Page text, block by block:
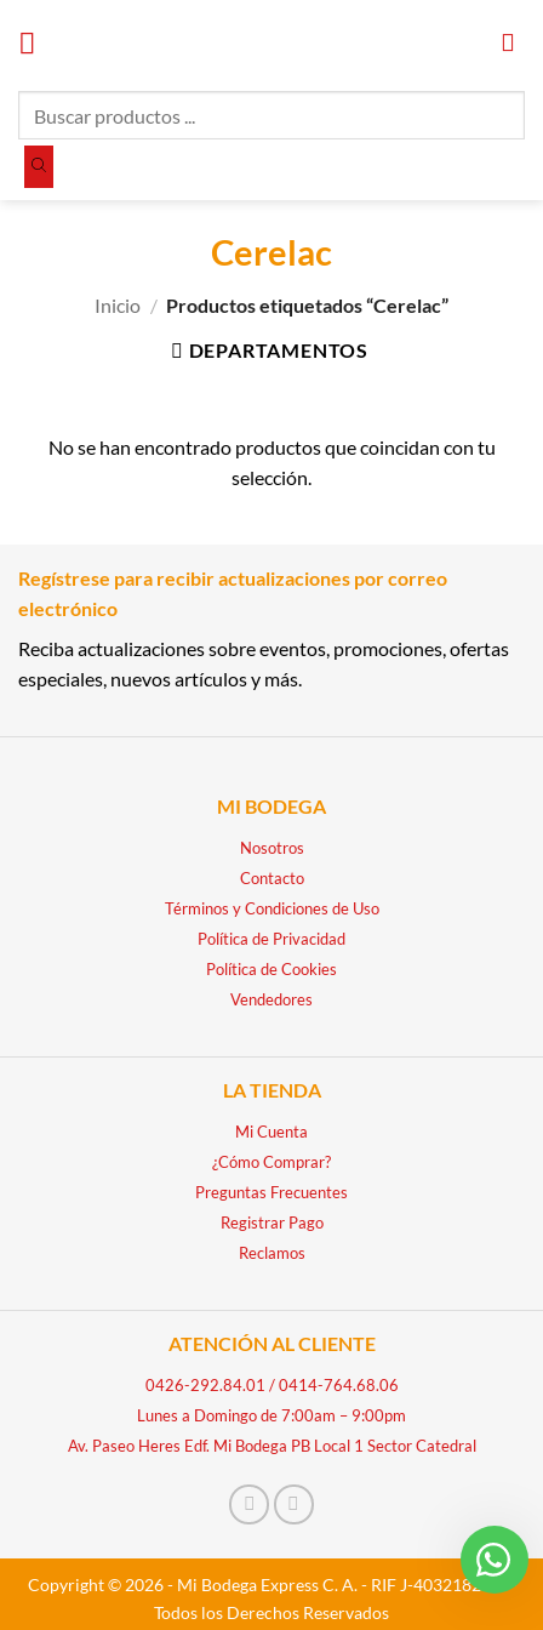
productos
Cerelac
Inicio / Productos etiquetados “Cerelac”
DEPARTAMENTOS
No se han encontrado productos que coincidan con tu
selección.
Regístrese para recibir actualizaciones por correo
electrónico
Reciba actualizaciones sobre eventos, promociones, ofertas
especiales, nuevos artículos y más.
MI BODEGA
Nosotros
Contacto
Términos y Condiciones de Uso
Política de Privacidad
Política de Cookies
Vendedores
LA TIENDA
Mi Cuenta
¿Cómo Comprar?
Preguntas Frecuentes
Registrar Pago
Reclamos
ATENCIÓN AL CLIENTE
0426-292.84.01 /0414-764.68.06
Lunes a Domingo de 7:00am – 9:00pm
Av. Paseo Heres Edf. Mi Bodega PB Local 1 Sector Catedral
Copyright © 2026 - Mi Bodega Express C. A. - RIF J-40321828-5 -
Todos los Derechos Reservados